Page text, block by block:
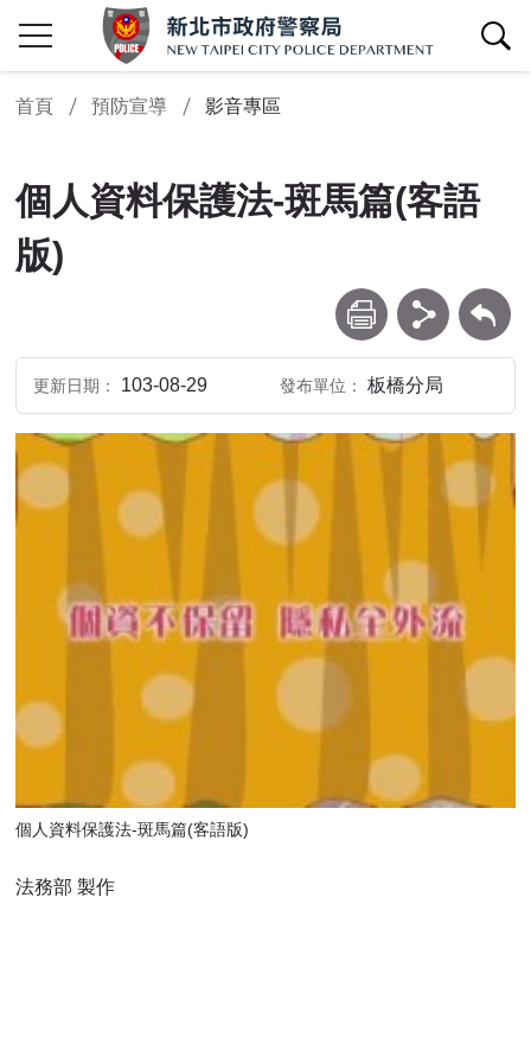
查詢區開關
首頁 預防宣導 影音專區
個人資料保護法-斑馬篇(客語
版)
列印 分享 回上一頁
更新日期 103-08-29 發布單位 板橋分局
個人資料保護法-斑馬篇(客語版)
法務部 製作